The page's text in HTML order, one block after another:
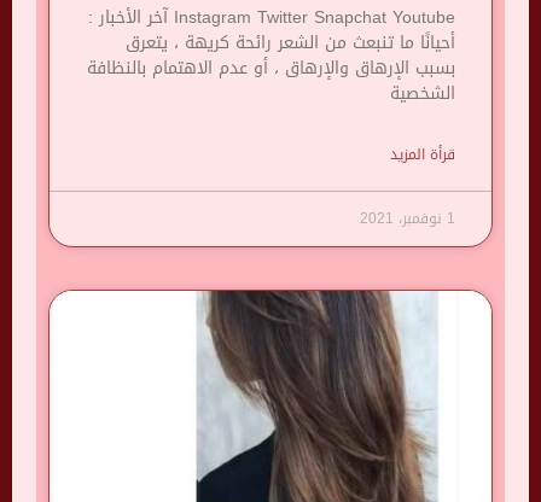
Instagram Twitter Snapchat Youtube آخر الأخبار :
أحيانًا ما تنبعث من الشعر رائحة كريهة ، يتعرق
بسبب الإرهاق والإرهاق ، أو عدم الاهتمام بالنظافة
الشخصية
قرأة المزيد
1 نوفمبر، 2021